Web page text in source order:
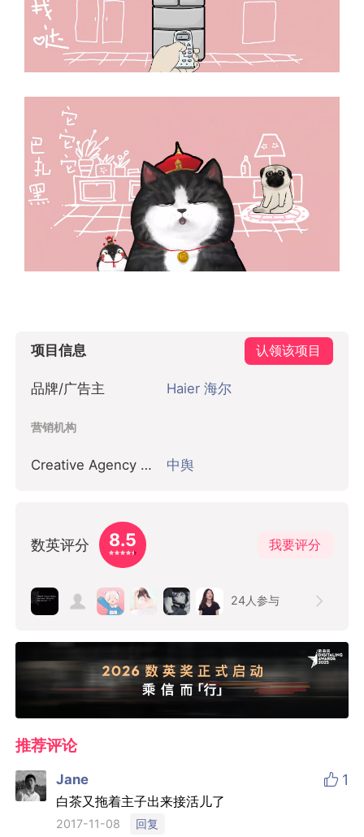
项目信息 认领该项目
品牌/广告主 Haier 海尔
营销机构
Creative Agency 创意代理商 中舆
数英评分 8.5 我要评分
24人参与
推荐评论
Jane  1
白茶又拖着主子出来接活儿了
2017-11-08 回复